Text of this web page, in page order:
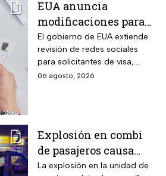
EUA anuncia
modificaciones para
el trámite de la visa:
mexicanos deberán
cumplir nueva
medida
El gobierno de EUA extiende
revisión de redes sociales
para solicitantes de visa,
incluyendo mexicanos y
06 agosto, 2026
Explosión en combi
de pasajeros causa
terror en las calles de
La explosión en la unidad de